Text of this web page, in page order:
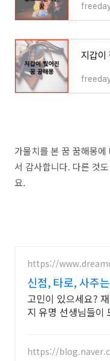
지갑이
가물치를 본 꿈 꿈해몽
서 감사합니다. 다른 것
요.
https://
신점, 타로, 사주
고민이 있으세요?
지 유명 선생님들이
https://